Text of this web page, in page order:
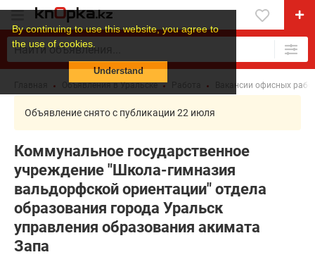
By continuing to use this website, you agree to
the use of cookies.
Understand
Объявления в Уральске Вакансии офисных
Объявление снято с публикации 22 июля
Коммунальное государственное
учреждение "Школа-гимназия
вальдорфской ориентации" отдела
образования города Уральск
управления образования акимата
Запа